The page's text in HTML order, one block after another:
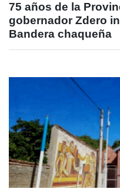
75 años de la
gobernador Zdero
Bandera chaqueña